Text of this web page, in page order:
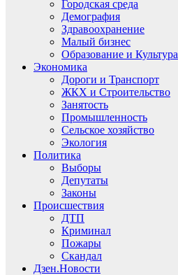
Городская среда
Демография
Здравоохранение
Малый бизнес
Образование и Культура
Экономика
Дороги и Транспорт
ЖКХ и Строительство
Занятость
Промышленность
Сельское хозяйство
Экология
Политика
Выборы
Депутаты
Законы
Происшествия
ДТП
Криминал
Пожары
Скандал
Дзен.Новости